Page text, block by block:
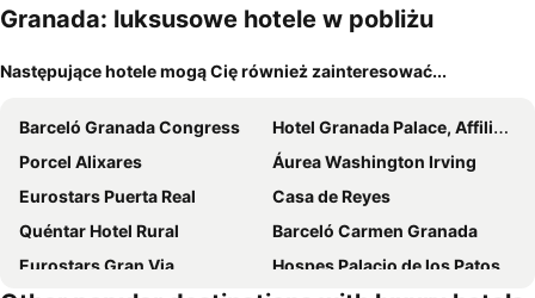
m
Granada: luksusowe hotele w pobliżu
Następujące hotele mogą Cię również zainteresować...
Barceló Granada Congress
Hotel Granada Palace, Affiliated by Meliá
Porcel Alixares
Áurea Washington Irving
Eurostars Puerta Real
Casa de Reyes
Quéntar Hotel Rural
Barceló Carmen Granada
Eurostars Gran Via
Hospes Palacio de los Patos